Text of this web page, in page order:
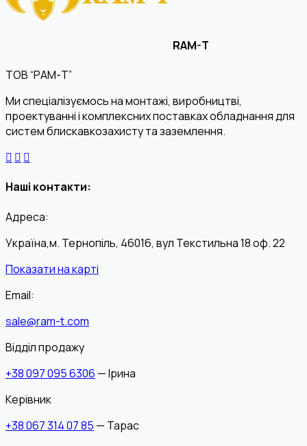
RAM-T
ТОВ “РАМ-Т”
Ми спеціалізуємось на монтажі, виробництві,
проектуванні і комплексних поставках обладнання для
систем блискавкозахисту та заземлення.
Наші контакти:
Адреса:
Україна,м. Тернопіль, 46016, вул Текстильна 18 оф. 22
Показати на карті
Email:
sale@ram-t.com
Відділ продажу
+38 097 095 6306 — Ірина
Керівник
+38 067 314 07 85 — Тарас